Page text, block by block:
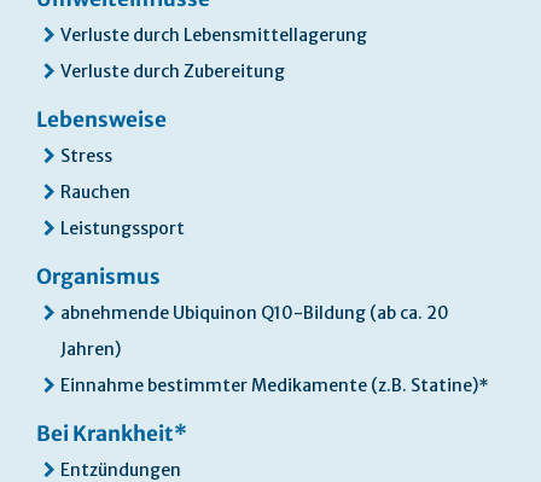
Verluste durch Lebensmittellagerung
Verluste durch Zubereitung
Lebensweise
Stress
Rauchen
Leistungssport
Organismus
abnehmende Ubiquinon Q10-Bildung (ab ca. 20
Jahren)
Einnahme bestimmter Medikamente (z.B. Statine)*
Bei Krankheit*
Entzündungen